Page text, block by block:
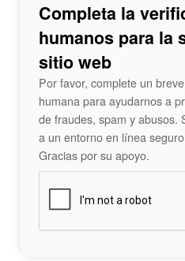
Completa la
humanos para la
sitio web
Por favor, complete un
humana para ayudarnos a
de fraudes, spam y abusos.
a un entorno en línea
Gracias por su apoyo.